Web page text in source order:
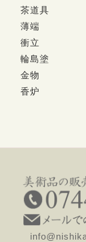
茶道具
薄端
衝立
輪島塗
金物
香炉